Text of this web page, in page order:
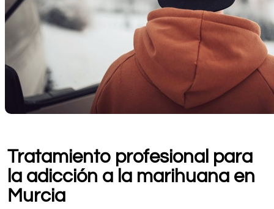
Tratamiento profesional para
la adicción a la marihuana en
Murcia